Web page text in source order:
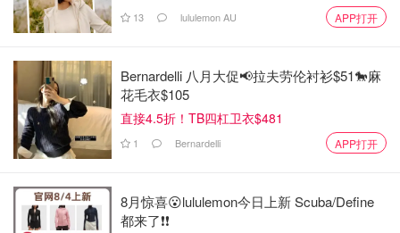
13 lululemon AU APP打开
Bernardelli 八月大促📢拉夫劳伦衬衫$51🐎麻
花毛衣$105
直接4.5折！TB四杠卫衣$481
1 Bernardelli APP打开
8月惊喜😮lululemon今日上新 Scuba/Define
都来了❗️❗️